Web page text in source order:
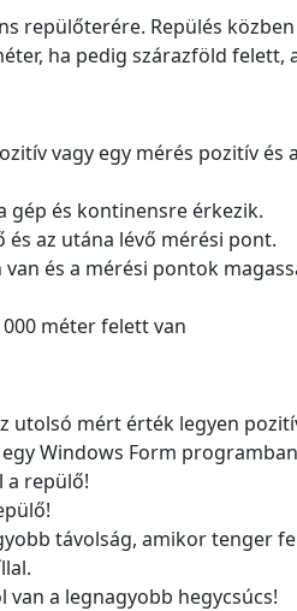
repülőterére. Repülés
ha pedig szárazföld felett,
vagy egy mérés pozitív és
gép és kontinensre érkezik.
az utána lévő mérési pont.
és a mérési pontok
méter felett van
utolsó mért érték legyen
Windows Form
a repülő!
távolság, amikor tenger
a legnagyobb hegycsúcs!